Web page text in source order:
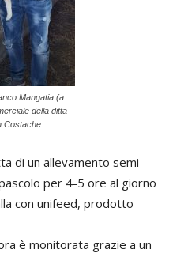
Mangatia (a
della ditta
Costache
di un allevamento semi-
per 4-5 ore al giorno
con unifeed, prodotto
è monitorata grazie a un